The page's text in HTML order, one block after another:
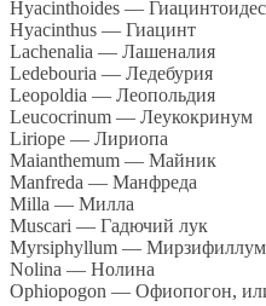
Hyacinthoides — Гиацинтоидес
Hyacinthus — Гиацинт
Lachenalia — Лашеналия
Ledebouria — Ледебурия
Leopoldia — Леопольдия
Leucocrinum — Леукокринум
Liriope — Лириопа
Maianthemum — Майник
Manfreda — Манфреда
Milla — Милла
Muscari — Гадючий лук
Myrsiphyllum — Мирзифиллум
Nolina — Нолина
Ophiopogon — Офиопогон,